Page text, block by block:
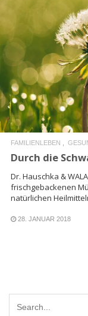
FAMILIENLEBEN
Durch die
Dr. Hauschka &
frischgebackenen
natürlichen
28. JANUAR 2018